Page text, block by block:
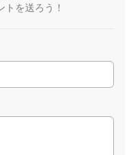
を送ろう！